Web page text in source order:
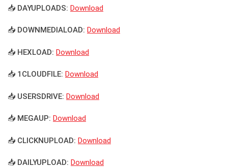
📥 DAYUPLOADS: Download
📥 DOWNMEDIALOAD: Download
📥 HEXLOAD: Download
📥 1CLOUDFILE: Download
📥 USERSDRIVE: Download
📥 MEGAUP: Download
📥 CLICKNUPLOAD: Download
📥 DAILYUPLOAD: Download